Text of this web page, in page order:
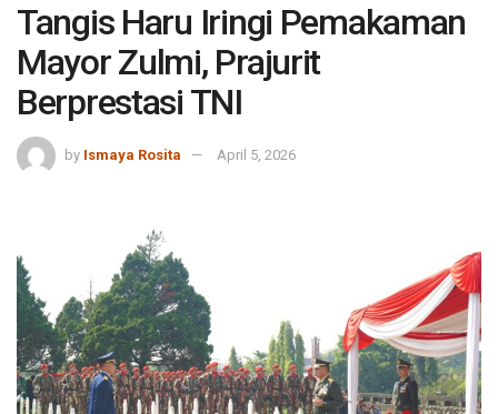
Tangis Haru Iringi Pemakaman
Mayor Zulmi, Prajurit
Berprestasi TNI
by Ismaya Rosita April 5, 2026